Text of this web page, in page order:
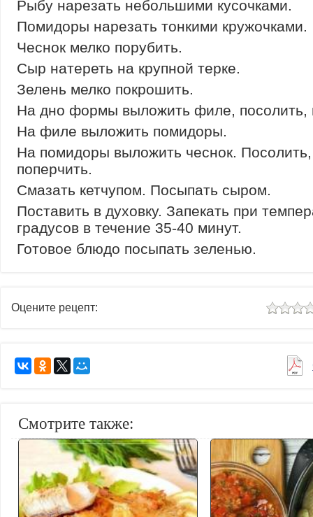
Рыбу нарезать небольшими кусочками.
Помидоры нарезать тонкими кружочками.
Чеснок мелко порубить.
Сыр натереть на крупной терке.
Зелень мелко покрошить.
На дно формы выложить филе, посолить,
На филе выложить помидоры.
На помидоры выложить чеснок. Посолить,
поперчить.
Смазать кетчупом. Посыпать сыром.
Поставить в духовку. Запекать при
градусов в течение 35-40 минут.
Готовое блюдо посыпать зеленью.
Оцените рецепт:
Смотрите также: